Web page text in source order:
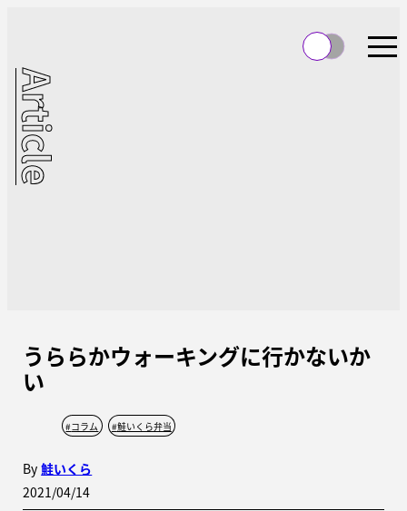
Article
うららかウォーキングに行かないか
い
#コラム #鮭いくら弁当
By 鮭いくら
2021/04/14